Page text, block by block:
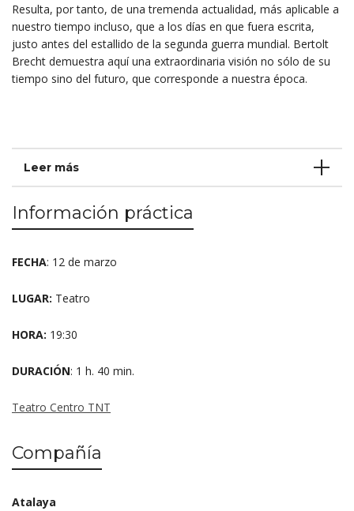
Resulta, por tanto, de una tremenda actualidad, más aplicable a
nuestro tiempo incluso, que a los días en que fuera escrita,
justo antes del estallido de la segunda guerra mundial. Bertolt
Brecht demuestra aquí una extraordinaria visión no sólo de su
tiempo sino del futuro, que corresponde a nuestra época.
Leer más
Información práctica
FECHA: 12 de marzo
LUGAR: Teatro
HORA: 19:30
DURACIÓN: 1 h. 40 min.
Teatro Centro TNT
Compañía
Atalaya